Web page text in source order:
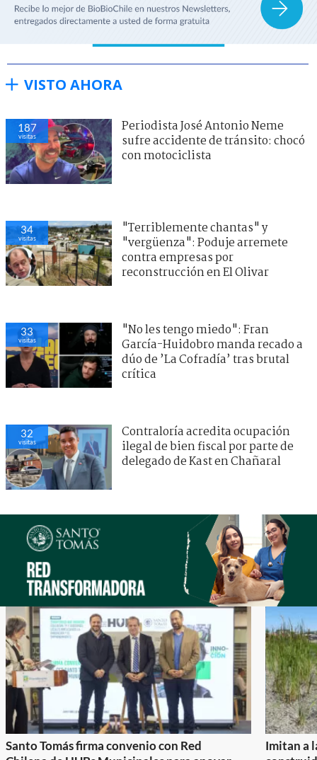
VISTO AHORA
187
visitas
Periodista José Antonio Neme
sufre accidente de tránsito: chocó
con motociclista
34
visitas
"Terriblemente chantas" y
"vergüenza": Poduje arremete
contra empresas por
reconstrucción en El Olivar
33
visitas
"No les tengo miedo": Fran
García-Huidobro manda recado a
dúo de ’La Cofradía’ tras brutal
crítica
32
visitas
Contraloría acredita ocupación
ilegal de bien fiscal por parte de
delegado de Kast en Chañaral
Santo Tomás firma convenio con Red
Imitan a